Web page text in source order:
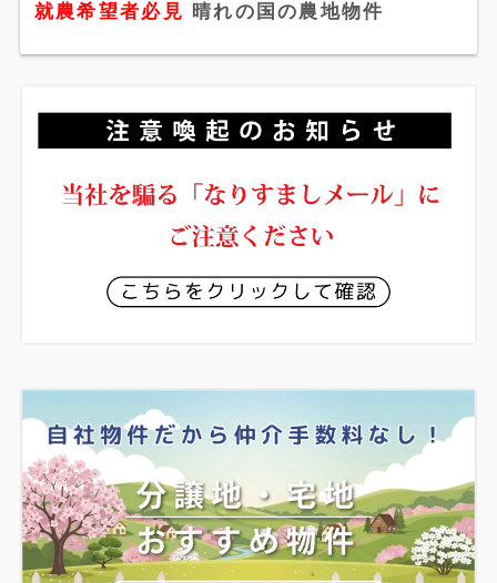
就農希望者必見 晴れの国の農地物件